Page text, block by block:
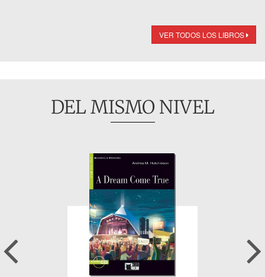
VER TODOS LOS LIBROS
DEL MISMO NIVEL
Previous